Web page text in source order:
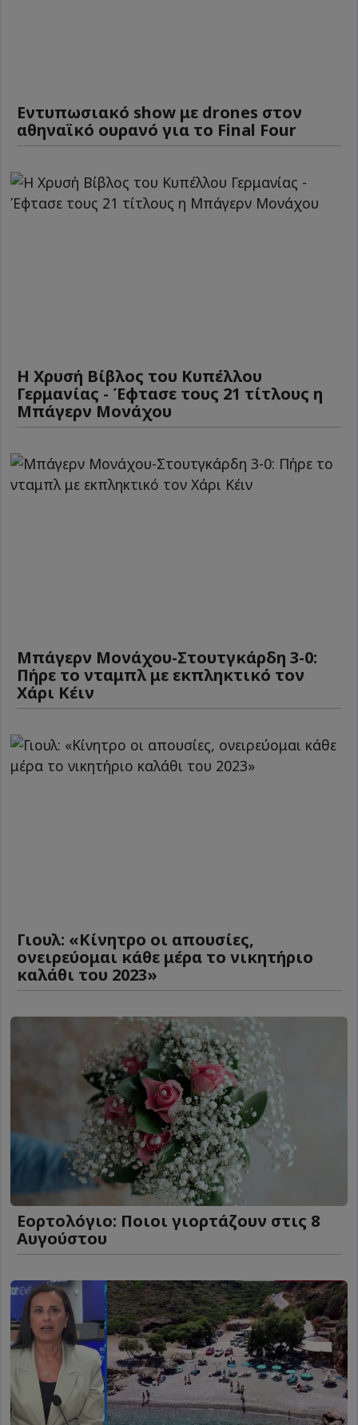
Εντυπωσιακό show με drones στον
αθηναϊκό ουρανό για το Final Four
Η Χρυσή Βίβλος του Κυπέλλου
Γερμανίας - Έφτασε τους 21 τίτλους η
Μπάγερν Μονάχου
Μπάγερν Μονάχου-Στουτγκάρδη 3-0:
Πήρε το νταμπλ με εκπληκτικό τον
Χάρι Κέιν
Γιουλ: «Κίνητρο οι απουσίες,
ονειρεύομαι κάθε μέρα το νικητήριο
καλάθι του 2023»
Εορτολόγιο: Ποιοι γιορτάζουν στις 8
Αυγούστου